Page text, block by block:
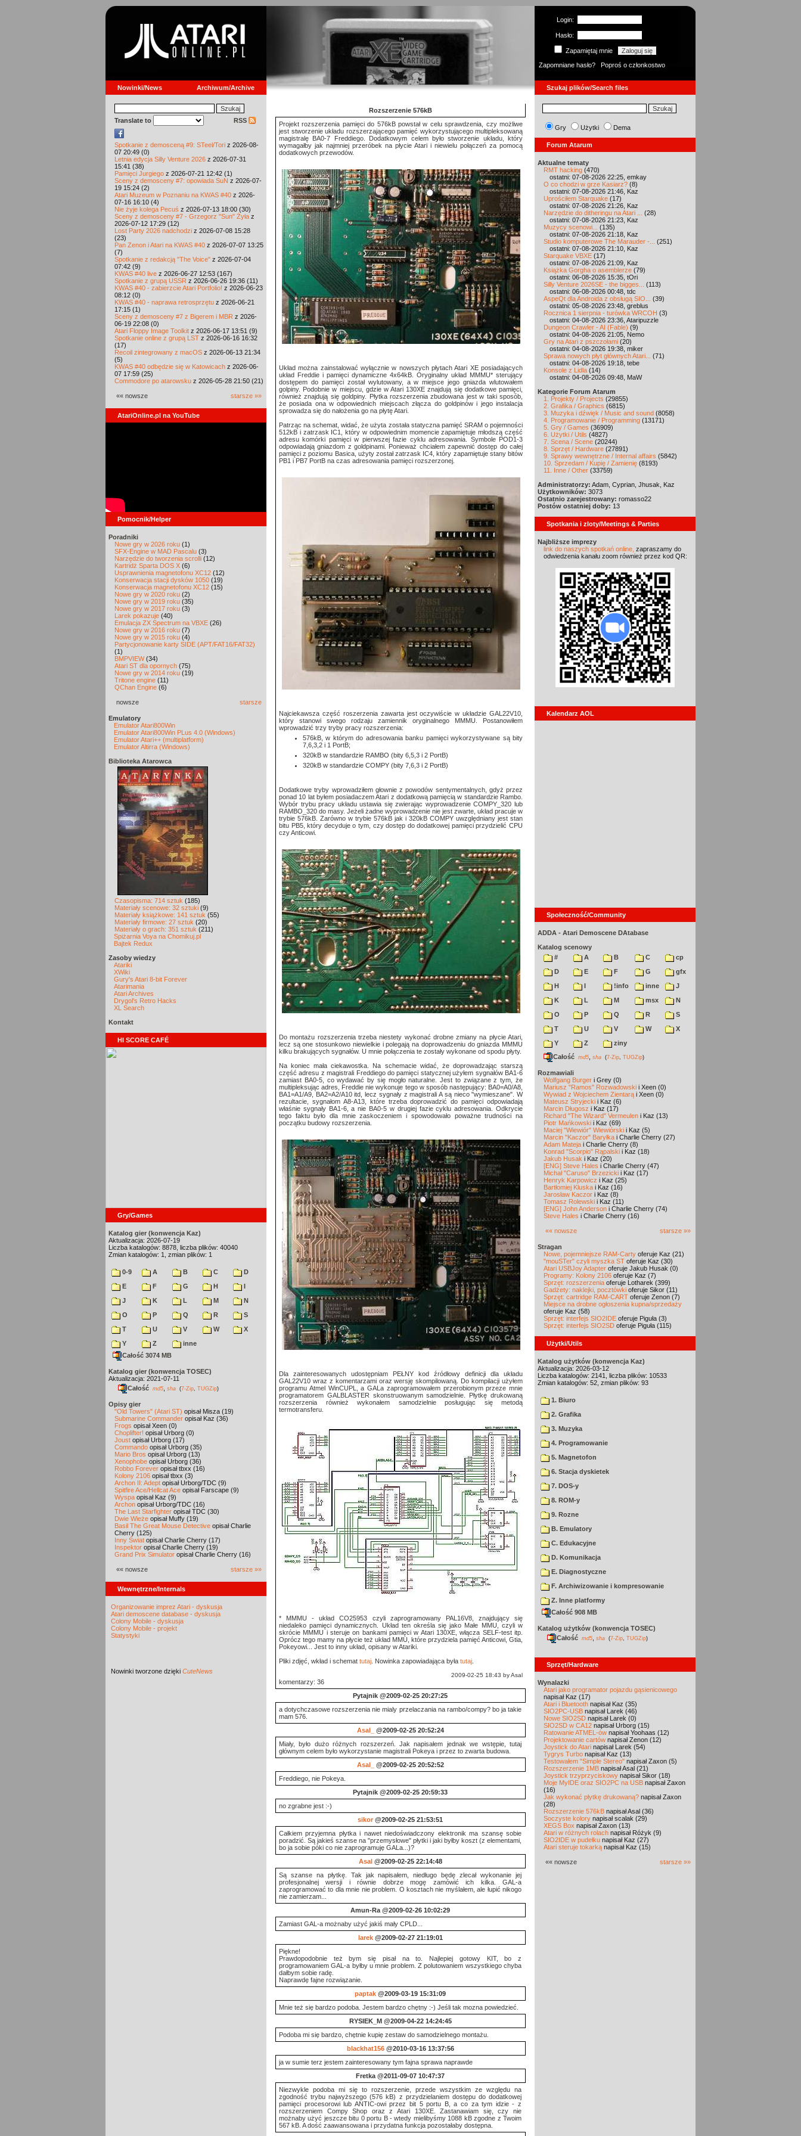
Login:
Hasło:
Zapamiętaj mnie
Zapomniane hasło?
Poproś o członkostwo
Nowinki/News Archiwum/Archive Szukaj plików/Search files
Translate to RSS
Spotkanie z demosceną #9: STeel/Tori z 2026-08-
07 20:49 (0)
Letnia edycja Silly Venture 2026 z 2026-07-31
15:41 (38)
Pamięci Jurgiego z 2026-07-21 12:42 (1)
Sceny z demosceny #7: opowiada SuN z 2026-07-
19 15:24 (2)
Atari Muzeum w Poznaniu na KWAS #40 z 2026-
07-16 16:10 (4)
Nie żyje kolega Pecuś z 2026-07-13 18:00 (30)
Sceny z demosceny #7 - Grzegorz "Sun" Żyła z
2026-07-12 17:29 (12)
Lost Party 2026 nadchodzi z 2026-07-08 15:28
(23)
Pan Zenon i Atari na KWAS #40 z 2026-07-07 13:25
(7)
Spotkanie z redakcją "The Voice" z 2026-07-04
07:42 (9)
KWAS #40 live z 2026-06-27 12:53 (167)
Spotkanie z grupą USSR z 2026-06-26 19:36 (11)
KWAS #40 - zabierzcie Atari Portfolio! z 2026-06-23
08:12 (0)
KWAS #40 - naprawa retrosprzętu z 2026-06-21
17:15 (1)
Sceny z demosceny #7 z Bigerem i MBR z 2026-
06-19 22:08 (0)
Atari Floppy Image Toolkit z 2026-06-17 13:51 (9)
Spotkanie online z grupą LST z 2026-06-16 16:32
(17)
Recoil zintegrowany z macOS z 2026-06-13 21:34
(5)
KWAS #40 odbędzie się w Katowicach z 2026-06-
07 17:59 (25)
Commodore po atarowsku z 2026-05-28 21:50 (21)
«« nowsze starsze »»
AtariOnline.pl na YouTube
Pomocnik/Helper
Poradniki
Nowe gry w 2026 roku (1)
SFX-Engine w MAD Pascalu (3)
Narzędzie do tworzenia scrolli (12)
Kartridż Sparta DOS X (6)
Usprawnienia magnetofonu XC12 (12)
Konserwacja stacji dysków 1050 (19)
Konserwacja magnetofonu XC12 (15)
Nowe gry w 2020 roku (2)
Nowe gry w 2019 roku (35)
Nowe gry w 2017 roku (3)
Larek pokazuje (40)
Emulacja ZX Spectrum na VBXE (26)
Nowe gry w 2016 roku (7)
Nowe gry w 2015 roku (4)
Partycjonowanie karty SIDE (APT/FAT16/FAT32)
(1)
BMPVIEW(34)
Atari ST dla opornych (75)
Nowe gry w 2014 roku (19)
Tritone engine (11)
QChan Engine (6)
nowsze starsze
Emulatory
Emulator Atari800Win
Emulator Atari800Win PLus 4.0 (Windows)
Emulator Atari++ (multiplatform)
Emulator Altirra (Windows)
Biblioteka Atarowca
Czasopisma: 714 sztuk (185)
Materiały scenowe: 32 sztuki (9)
Materiały książkowe: 141 sztuk (55)
Materiały firmowe: 27 sztuk (20)
Materiały o grach: 351 sztuk (211)
Spiżarnia Voya na Chomikuj.pl
Bajtek Redux
Zasoby wiedzy
Atariki
XWiki
Gury's Atari 8-bit Forever
Atarimania
Atari Archives
Drygol's Retro Hacks
XL Search
Kontakt
HI SCORE CAFÉ
Gry/Games
Katalog gier (konwencja Kaz)
Aktualizacja: 2026-07-19
Liczba katalogów: 8878, liczba plików: 40040
Zmian katalogów: 1, zmian plików: 1
0-9 A B C
D
E
F G H
I
J
K L M
N
O
P Q R
S
T
U V W
X
Y
Z
inne
Całość 3074 MB
Katalog gier (konwencja TOSEC)
Aktualizacja: 2021-07-11
Całość md5 sha (7-Zip TUGZip)
Opisy gier
"Old Towers" (Atari ST) opisał Misza (19)
Submarine Commander opisał Kaz (36)
Frogs opisał Xeen (0)
Choplifter! opisał Urborg (0)
Joust opisał Urborg (17)
Commando opisał Urborg (35)
Mario Bros opisał Urborg (13)
Xenophobe opisał Urborg (36)
Robbo Forever opisał tbxx (16)
Kolony 2106 opisał tbxx (3)
Archon II: Adept opisał Urborg/TDC (9)
Spitfire Ace/Hellcat Ace opisał Farscape (9)
Wyspa opisał Kaz (9)
Archon opisał Urborg/TDC (16)
The Last Starfighter opisał TDC (30)
Dwie Wieże opisał Muffy (19)
Basil The Great Mouse Detective opisał Charlie
Cherry (125)
Inny Świat opisał Charlie Cherry (17)
Inspektor opisał Charlie Cherry (19)
Grand Prix Simulator opisał Charlie Cherry (16)
«« nowsze starsze »»
Wewnętrzne/Internals
Organizowanie imprez Atari - dyskusja
Atari demoscene database - dyskusja
Colony Mobile - dyskusja
Colony Mobile - projekt
Statystyki
Nowinki tworzone dzięki CuteNews
Rozszerzenie 576kB
Projekt rozszerzenia pamięci do 576kB powstał w celu sprawdzenia, czy możliwe
jest stworzenie układu rozszerzającego pamięć wykorzystującego multipleksowaną
magistralę BA0-7 Freddiego. Dodatkowym celem było stworzenie układu, który
wymagałby jak najmniej przeróbek na płycie Atari i niewielu połączeń za pomocą
dodatkowych przewodów.
Układ można zainstalować wyłącznie w nowszych płytach Atari XE posiadających
układ Freddie i pamięci dynamiczne 4x64kB. Oryginalny układ MMMU* sterujący
dostępem do pamięci został wylutowany, a w miejsce jego gniazda wlutowałem
golpiny. Podobnie w miejscu, gdzie w Atari 130XE znajdują się dodatkowe pamięci,
również znajdują się goldpiny. Płytka rozszerzenia zbudowana jest w taki sposób,
że posiada ona w odpowiednich miejscach złącza do goldpinów i jego instalacja
sprowadza się do nałożenia go na płytę Atari.
Patrząc na schemat, widać, że użyta została statyczna pamięć SRAM o pojemności
512kB i zatrzask IC1, który w odpowiednim momencie zapamiętuje młodszą część
adresu komórki pamięci w pierwszej fazie cyklu adresowania. Symbole POD1-3
odpowiadają gniazdom z goldpinami. Ponieważ chciałem zapewnić dostęp do całej
pamięci z poziomu Basica, użyty został zatrzask IC4, który zapamiętuje stany bitów
PB1 i PB7 PortB na czas adresowania pamięci rozszerzonej.
Najciekawsza część roszerzenia zawarta jest oczywiście w układzie GAL22V10,
który stanowi swego rodzaju zamiennik oryginalnego MMMU. Postanowiłem
wprowadzić trzy tryby pracy rozszerzenia:
576kB, w którym do adresowania banku pamięci wykorzystywane są bity
7,6,3,2 i 1 PortB;
320kB w standardzie RAMBO (bity 6,5,3 i 2 PortB)
320kB w standardzie COMPY (bity 7,6,3 i 2 PortB)
Dodatkowe tryby wprowadziłem głownie z powodów sentymentalnych, gdyż przez
ponad 10 lat byłem posiadaczem Atari z dodatkową pamięcią w standardzie Rambo.
Wybór trybu pracy układu ustawia się zwierając wyprowadzenie COMPY_320 lub
RAMBO_320 do masy. Jeżeli żadne wyprowadzenie nie jest zwarte, układ pracuje w
trybie 576kB. Zarówno w trybie 576kB jak i 320kB COMPY uwzględniany jest stan
bitu PB5, który decyduje o tym, czy dostęp do dodatkowej pamięci przydzielić CPU
czy Anticowi.
Do montażu rozszerzenia trzeba niestety wykonać drobne zmiany na płycie Atari,
lecz są one stosunkowo niewielkie i polegają na doprowadzeniu do gniazda MMMU
kilku brakujących sygnałów. U mnie połączenia te zostały wykonane od spodu płyty.
Na koniec mała ciekawostka. Na schemacie widać, że doprowadzając starszą
część adresu z magistrali Freddiego do pamięci statycznej użyłem sygnałów BA1-6
zamiast BA0-5, co wydawać by się mogło naturalne. Jest to związane z tym, że
multipleksując adres, Freddie nie wykonuje tego w sposób następujący: BA0=A0/A8,
BA1=A1/A9, BA2=A2/A10 itd, lecz sygnały z magistrali A są nieco "wymieszane". W
rezultacie, sygnałom A8-A13, które trzeba doprowadzić do pamięci odpowiadają
właśnie sygnały BA1-6, a nie BA0-5 w drugiej fazie cyklu adresowania. Odkrycie
tego faktu było dla mnie zaskoczeniem i spowodowało poważne trudności na
początku budowy rozszerzenia.
Dla zainteresowanych udostępniam PEŁNY kod źródłowy definicji dla układu
GAL22V10 wraz z komentarzami oraz wersję skompilowaną. Do kompilacji użyłem
programu Atmel WinCUPL, a GALa zaprogramowałem przerobionym przeze mnie
programatorem GALBLASTER skonstruowanym samodzielnie. Płytkę drukowaną
rozszerzenia również wykonałem samodzielnie posługując się metodą
termotransferu.
* MMMU - układ CO25953 czyli zaprogramowany PAL16V8, znajdujący się
niedaleko pamięci dynamicznych. Układ ten określa się jako Małe MMU, czyli w
skrócie MMMU i steruje on bankami pamięci w Atari 130XE, włącza SELF-test itp.
Oprócz tego mamy na płycie też układ MMU, które przydziela pamięć Anticowi, Gtia,
Pokeyowi... Jest to inny układ, opisany w Atariki.
Pliki zdjęć, wkład i schemat tutaj . Nowinka zapowiadająca była tutaj
2009-02-25 18:43 by Asal
komentarzy: 36
Pytajnik @2009-02-25 20:27:25
a dotychczasowe rozszerzenia nie mialy przelaczania na rambo/compy? bo ja takie
mam 576.
Asal_
@2009-02-25 20:52:24
Miały, było dużo różnych rozszerzeń. Jak napisałem jednak we wstępie, tutaj
głównym celem było wykorzystanie magistrali Pokeya i przez to zwarta budowa.
Asal_
@2009-02-25 20:52:52
Freddiego, nie Pokeya.
Pytajnik @2009-02-25 20:59:33
no zgrabne jest :-)
sikor @2009-02-25 21:53:51
Całkiem przyjemna płytka i nawet niedoświadczony elektronik ma szansę sobie
poradzić. Są jakieś szanse na "przemysłowe" płytki i jaki byłby koszt (z elementami,
bo ja sobie póki co nie zaprogramuję GALa...)?
Asal@2009-02-25 22:14:48
Są szanse na płytkę. Tak jak napisałem, niedługo będę zlecał wykonanie jej
profesjonalnej wersji i równie dobrze mogę zamówić ich kilka. GAL-a
zaprogramować to dla mnie nie problem. O kosztach nie myślałem, ale łupić nikogo
nie zamierzam...
Amun-Ra @2009-02-26 10:02:29
Zamiast GAL-a możnaby użyć jakiś mały CPLD...
larek@2009-02-27 21:19:01
Piękne!
Prawdopodobnie też bym się pisał na to. Najlepiej gotowy KIT, bo z
programowaniem GAL-a byłby u mnie problem. Z polutowaniem wszystkiego chyba
dałbym sobie radę.
Naprawdę fajne rozwiązanie.
paptak @2009-03-19 15:31:09
Mnie też się bardzo podoba. Jestem bardzo chętny :-) Jeśli tak mozna powiedzieć.
RYSIEK_M@2009-04-22 14:24:45
Podoba mi się bardzo, chętnie kupię zestaw do samodzielnego montażu.
blackhat156@2010-03-16 13:37:56
ja w sumie terz jestem zainteresowany tym fajna sprawa naprawde
Fretka @2011-09-07 10:47:37
Niezwykle podoba mi się to rozszerzenie, przede wszystkim ze względu na
zgodność trybu najwyższego (576 kB) z przydzielaniem dostępu do dodatkowej
pamięci procesorowi lub ANTIC-owi przez bit 5 portu B, a co za tym idzie - z
rozszerzeniem Compy Shop oraz z Atari 130XE. Zastanawiam się, czy nie
możnaby użyć jeszcze bitu 0 portu B - wtedy mielibyśmy 1088 kB zgodne z Twoim
567 kB. A dość zaawansowana i przydatna funkcja pozostałaby dostępna.
Gry Użytki Dema
Forum Atarum
Aktualne tematy
RMT hacking (470)
ostatni: 07-08-2026 22:25, emkay
O co chodzi w grze Kasiarz? (8)
ostatni: 07-08-2026 21:46, Kaz
Uprościłem Starquake (17)
ostatni: 07-08-2026 21:26, Kaz
Narzędzie do ditheringu na Atari ...
(28)
ostatni: 07-08-2026 21:23, Kaz
Muzycy scenowi...
(135)
ostatni: 07-08-2026 21:18, Kaz
Studio komputerowe The Marauder -...
(251)
ostatni: 07-08-2026 21:10, Kaz
Starquake VBXE (17)
ostatni: 07-08-2026 21:09, Kaz
Książka Gorgha o asemblerze (79)
ostatni: 06-08-2026 15:35, tOri
Silly Venture 2026SE - the bigges...
(113)
ostatni: 06-08-2026 00:48, tdc
AspeQt dla Androida z obsługą SIO...
(39)
ostatni: 05-08-2026 23:48, greblus
Rocznica 1 sierpnia - turówka WRCOH (3)
ostatni: 04-08-2026 23:36, Ataripuzzle
Dungeon Crawler - AI (Fable) (9)
ostatni: 04-08-2026 21:05, Nemo
Gry na Atari z pszczołami (20)
ostatni: 04-08-2026 19:38, miker
Sprawa nowych płyt głównych Atari...
(71)
ostatni: 04-08-2026 19:18, tebe
Konsole z Lidla (14)
ostatni: 04-08-2026 09:48, MaW
Kategorie Forum Atarum
1. Projekty / Projects (29855)
2. Grafika / Graphics (6815)
3. Muzyka i dźwięk / Music and sound (8058)
4. Programowanie / Programming (13171)
5. Gry / Games (36909)
6. Użytki / Utils (4827)
7. Scena / Scene (20244)
8. Sprzęt / Hardware (27891)
9. Sprawy wewnętrzne / Internal affairs (5842)
10. Sprzedam / Kupię / Zamienię (8193)
11. Inne / Other (33759)
Administratorzy: Adam, Cyprian, Jhusak, Kaz
Użytkowników: 3073
Ostatnio zarejestrowany: romasso22
Postów ostatniej doby: 13
Spotkania i zloty/Meetings & Parties
Najbliższe imprezy
link do naszych spotkań online, zapraszamy do
odwiedzenia kanału zoom również przez kod QR:
Kalendarz AOL
Społeczność/Community
ADDA - Atari Demoscene DAtabase
Katalog scenowy
#
A B C
cp
D
E F G
gfx
H
I !info inne
J
K
L M msx
N
O
P Q R
S
T
U V W
X
Y
Z
ziny
Całość md5 sha (7-Zip TUGZip)
Rozmawiali
Wolfgang Burger i Grey (0)
Mariusz "Ramos" Rozwadowski i Xeen (0)
Wywiad z Wojciechem Zientarą i Xeen (0)
Mateusz Stryjecki i Kaz (6)
Marcin Długosz i Kaz (17)
Richard "The Wizard" Vermeulen i Kaz (13)
Piotr Mańkowski i Kaz (69)
Maciej "Wiewiór" Wiewiórski i Kaz (5)
Marcin "Kaczor" Baryłka i Charlie Cherry (27)
Adam Mateja i Charlie Cherry (8)
Konrad "Scorpio" Rąpalski i Kaz (18)
Jakub Husak i Kaz (20)
[ENG] Steve Hales i Charlie Cherry (47)
Michał "Caruso" Brzezicki i Kaz (17)
Henryk Karpowicz i Kaz (25)
Bartłomiej Kluska i Kaz (16)
Jarosław Kaczor i Kaz (8)
Tomasz Rolewski i Kaz (11)
[ENG] John Anderson i Charlie Cherry (74)
Steve Hales i Charlie Cherry (16)
«« nowsze starsze »»
Stragan
Nowe, pojemniejsze RAM-Carty oferuje Kaz (21)
"mouSTer" czyli myszka ST oferuje Kaz (30)
Atari USBJoy Adapter oferuje Jakub Husak (0)
Programy: Kolony 2106 oferuje Kaz (7)
Sprzęt: rozszerzenia oferuje Lotharek (399)
Gadżety: naklejki, pocztówki oferuje Sikor (11)
Sprzęt: cartridge RAM-CART oferuje Zenon (7)
Miejsce na drobne ogłoszenia kupna/sprzedaży
oferuje Kaz (58)
Sprzęt: interfejs SIO2IDE oferuje Piguła (3)
Sprzęt: interfejs SIO2SD oferuje Piguła (115)
Użytki/Utils
Katalog użytków (konwencja Kaz)
Aktualizacja: 2026-03-12
Liczba katalogów: 2141, liczba plików: 10533
Zmian katalogów: 52, zmian plików: 93
1. Biuro
2. Grafika
3. Muzyka
4. Programowanie
5. Magnetofon
6. Stacja dyskietek
7. DOS-y
8. ROM-y
9. Rozne
B. Emulatory
C. Edukacyjne
D. Komunikacja
E. Diagnostyczne
F. Archiwizowanie i kompresowanie
Z. Inne platformy
Całość 908 MB
Katalog użytków (konwencja TOSEC)
Całość md5 sha (7-Zip TUGZip)
Sprzęt/Hardware
Wynalazki
Atari jako programator pojazdu gąsienicowego
napisał Kaz (17)
Atari i Bluetooth napisał Kaz (35)
SIO2PC-USB napisał Larek (46)
Nowe SIO2SD napisał Larek (0)
SIO2SD w CA12 napisał Urborg (15)
Ratowanie ATMEL-ów napisał Yoohaas (12)
Projektowanie cartów napisał Zenon (12)
Joystick do Atari napisał Larek (54)
Tygrys Turbo napisał Kaz (13)
Testowałem "Simple Stereo" napisał Zaxon (5)
Rozszerzenie 1MB napisał Asal (21)
Joystick trzyprzyciskowy napisał Sikor (18)
Moje MyIDE oraz SIO2PC na USB napisał Zaxon
(16)
Jak wykonać płytkę drukowaną? napisał Zaxon
(28)
Rozszerzenie 576kB napisał Asal (36)
Soczyste kolory napisał scalak (29)
XEGS Box napisał Zaxon (13)
Atari w różnych rolach napisał Różyk (9)
SIO2IDE w pudełku napisał Kaz (27)
Atari steruje tokarką napisał Kaz (15)
«« nowsze starsze »»